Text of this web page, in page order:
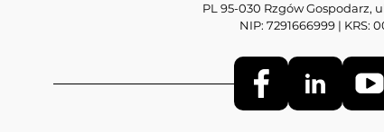
PL 95-030 Rzgów Gospodarz,
NIP: 7291666999 | KRS: